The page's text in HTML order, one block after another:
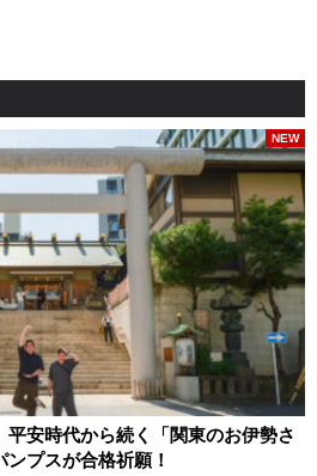
安時代から続く「関東のお伊勢さ
プスが合格祈願！
NEW